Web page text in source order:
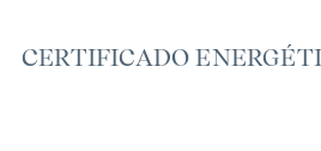
Cabe señalar que existe una
CERTIFICADO